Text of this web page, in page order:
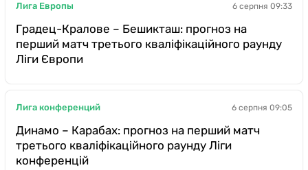
Лига Европы 6 серпня 09:33
Градец-Кралове – Бешикташ: прогноз на
перший матч третього кваліфікаційного раунду
Ліги Європи
Лига конференций 6 серпня 09:05
Динамо – Карабах: прогноз на перший матч
третього кваліфікаційного раунду Ліги
конференцій